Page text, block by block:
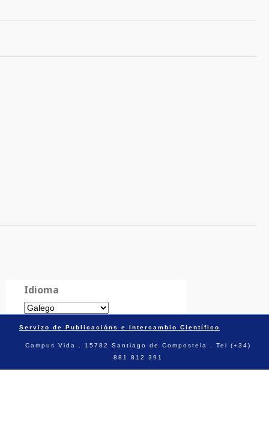
Idioma
Servizo de Publicacións e Intercambio Científico
Campus Vida . 15782 Santiago de Compostela . Tel (+34)
881 812 391